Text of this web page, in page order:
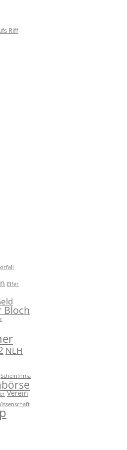
Riff
Elfer
Bloch
NLH
Scheinfirma
Verein